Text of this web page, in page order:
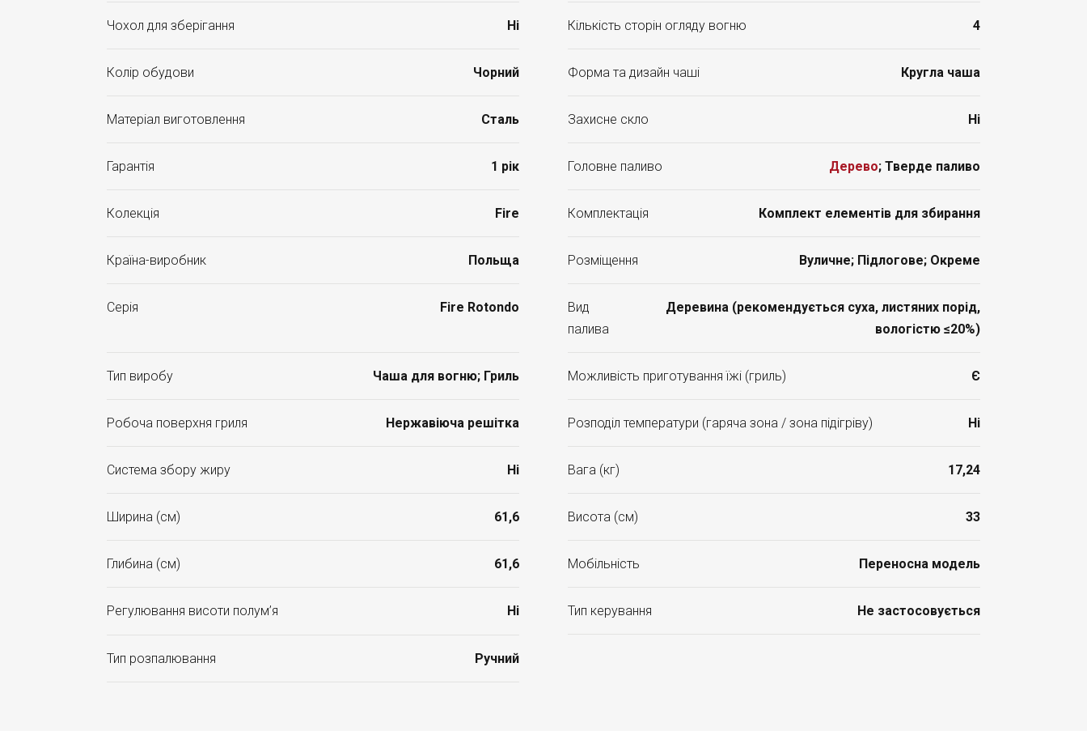
Чохол для зберігання Ні Кількість сторін огляду вогню 4
Колір обудови Чорний Форма та дизайн чаші Кругла чаша
Матеріал виготовлення Сталь Захисне скло Ні
Гарантія 1 рік Головне паливо Дерево; Тверде паливо
Колекція Fire Комплектація Комплект елементів для збирання
Країна-виробник Польща Розміщення Вуличне; Підлогове; Окреме
Серія Fire Rotondo
Вид
палива
Деревина (рекомендується суха, листяних порід,
вологістю ≤20%)
Тип виробу Чаша для вогню; Гриль Можливість приготування їжі (гриль) Є
Робоча поверхня гриля Нержавіюча решітка Розподіл температури (гаряча зона / зона підігріву) Ні
Система збору жиру Ні Вага (кг) 17,24
Ширина (см) 61,6 Висота (см) 33
Глибина (см) 61,6 Мобільність Переносна модель
Регулювання висоти полум’я Ні Тип керування Не застосовується
Тип розпалювання Ручний